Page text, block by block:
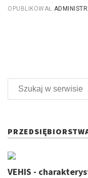
OPUBLIKOWAŁ
VEHIS -